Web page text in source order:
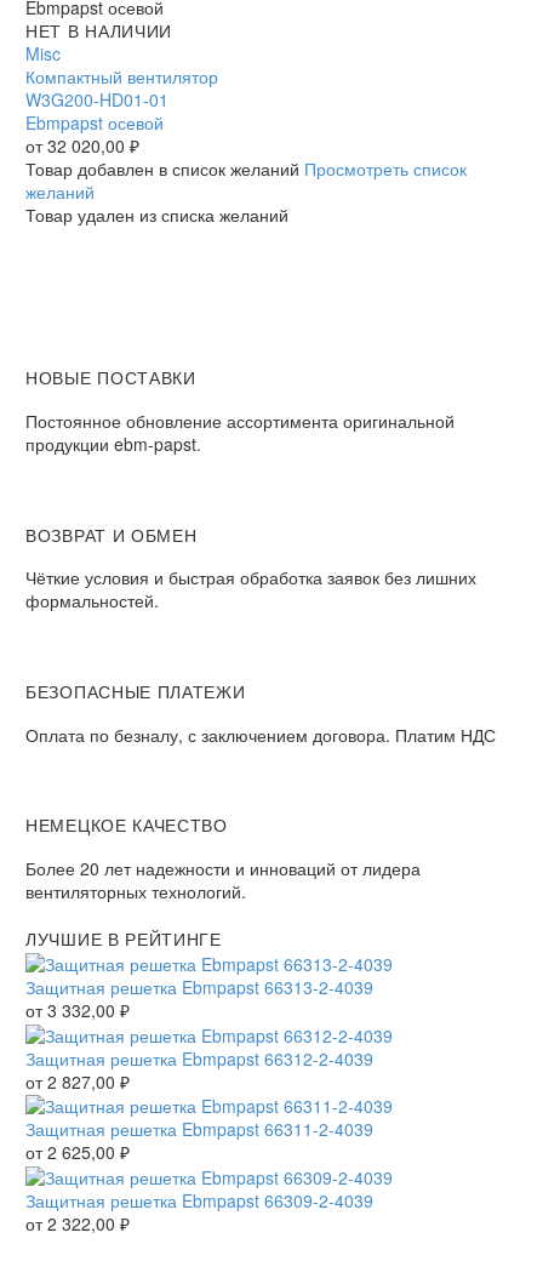
Компактный
вентилятор
W3G200-
HD01-
01
Ebmpapst
осевой
НЕТ В НАЛИЧИИ
Misc
Компактный вентилятор
W3G200-HD01-01
Ebmpapst осевой
от32 020,00 ₽
Товар добавлен в список желаний Просмотреть список
желаний
Товар удален из списка желаний
НОВЫЕ ПОСТАВКИ
Постоянное обновление ассортимента оригинальной
продукции ebm-papst.
ВОЗВРАТ И ОБМЕН
Чёткие условия и быстрая обработка заявок без лишних
формальностей.
БЕЗОПАСНЫЕ ПЛАТЕЖИ
Оплата по безналу, с заключением договора. Платим НДС
НЕМЕЦКОЕ КАЧЕСТВО
Более 20 лет надежности и инноваций от лидера
вентиляторных технологий.
ЛУЧШИЕ В РЕЙТИНГЕ
Защитная решетка Ebmpapst 66313-2-4039
от3 332,00 ₽
Защитная решетка Ebmpapst 66312-2-4039
от2 827,00 ₽
Защитная решетка Ebmpapst 66311-2-4039
от2 625,00 ₽
Защитная решетка Ebmpapst 66309-2-4039
от2 322,00 ₽